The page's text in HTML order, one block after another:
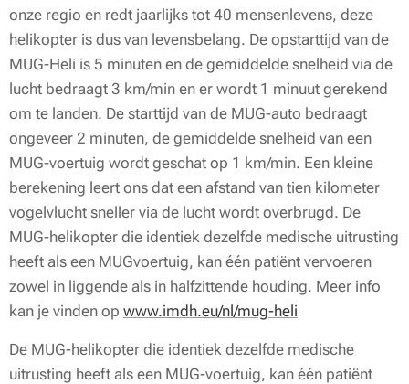
onze regio en redt jaarlijks tot 40 mensenlevens, deze
helikopter is dus van levensbelang. De opstarttijd van de
MUG-Heli is 5 minuten en de gemiddelde snelheid via de
lucht bedraagt 3 km/min en er wordt 1 minuut gerekend
om te landen. De starttijd van de MUG-auto bedraagt
ongeveer 2 minuten, de gemiddelde snelheid van een
MUG-voertuig wordt geschat op 1 km/min. Een kleine
berekening leert ons dat een afstand van tien kilometer
vogelvlucht sneller via de lucht wordt overbrugd. De
MUG-helikopter die identiek dezelfde medische uitrusting
heeft als een MUGvoertuig, kan één patiënt vervoeren
zowel in liggende als in halfzittende houding. Meer info
kan je vinden op www.imdh.eu/nl/mug-heli
De MUG-helikopter die identiek dezelfde medische
uitrusting heeft als een MUG-voertuig, kan één patiënt